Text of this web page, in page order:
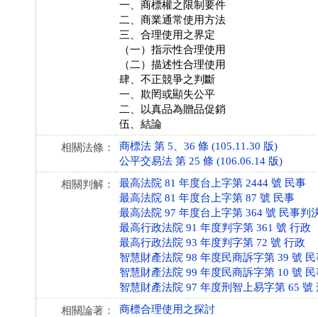
一、商標權之限制要件
二、商業通常使用方法
三、合理使用之界定
（一）指示性合理使用
（二）描述性合理使用
肆、不正競爭之判斷
一、欺罔或顯失公平
二、以真品為贈品促銷
伍、結論
相關法條：
商標法 第 5、36 條 (105.11.30 版)
公平交易法 第 25 條 (106.06.14 版)
相關判解：
最高法院 81 年度台上字第 2444 號 民事
最高法院 81 年度台上字第 87 號 民事
最高法院 97 年度台上字第 364 號 民事判
最高行政法院 91 年度判字第 361 號 行政
最高行政法院 93 年度判字第 72 號 行政
智慧財產法院 98 年度民商訴字第 39 號
智慧財產法院 99 年度民商訴字第 10 號
智慧財產法院 97 年度刑智上易字第 65 號
相關論著： 商標合理使用之探討